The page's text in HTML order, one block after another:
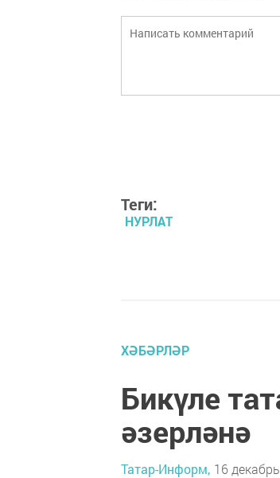
Теги:
НУРЛАТ
ХӘБӘРЛӘР
Бикүле
әзерләнә
Татар-Информ, 16